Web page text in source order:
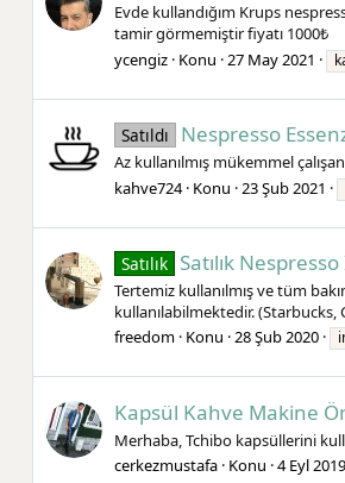
Evde kullandığım Krups
tamir görmemiştir fiyatı 1000₺
ycengiz Konu 27 May 2021
Satıldı Nespresso
Az kullanılmış mükemmel
kahve724 Konu 23 Şub 2021
Satılık Satılık
Tertemiz kullanılmış ve tüm
kullanılabilmektedir.
freedom Konu 28 Şub 2020
Kapsül Kahve Makine
Merhaba, Tchibo kapsüllerini
cerkezmustafa Konu 4 Eyl 2019